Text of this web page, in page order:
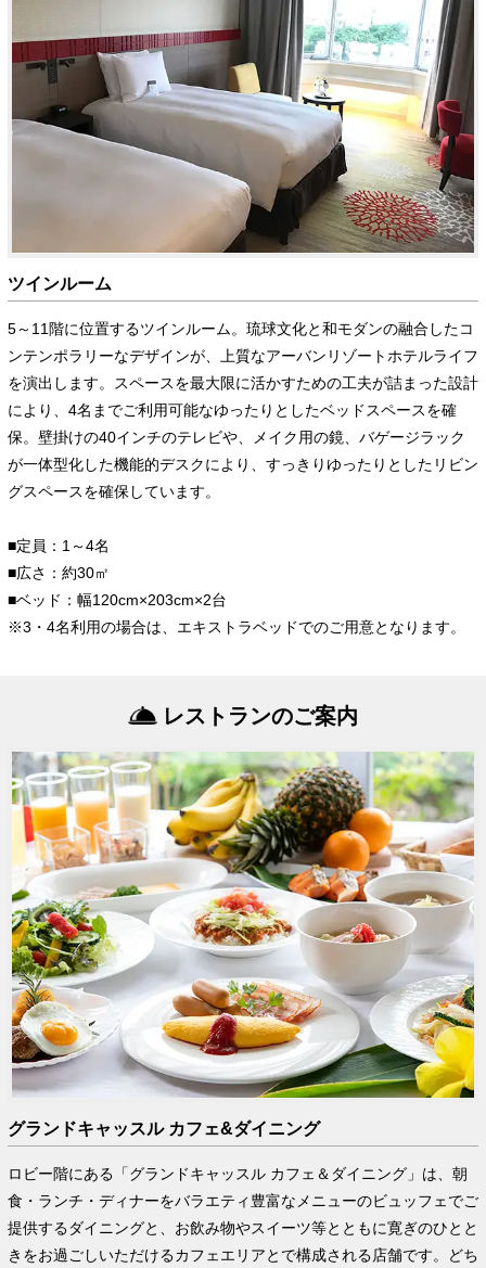
ツインルーム
5～11階に位置するツインルーム。琉球文化と和モダンの融合したコ
ンテンポラリーなデザインが、上質なアーバンリゾートホテルライフ
を演出します。スペースを最大限に活かすための工夫が詰まった設計
により、4名までご利用可能なゆったりとしたベッドスペースを確
保。壁掛けの40インチのテレビや、メイク用の鏡、バゲージラック
が一体型化した機能的デスクにより、すっきりゆったりとしたリビン
グスペースを確保しています。
■定員：1～4名
■広さ：約30㎡
■ベッド：幅120cm×203cm×2台
※3・4名利用の場合は、エキストラベッドでのご用意となります。
レストランのご案内
グランドキャッスル カフェ&ダイニング
ロビー階にある「グランドキャッスル カフェ＆ダイニング」は、朝
食・ランチ・ディナーをバラエティ豊富なメニューのビュッフェでご
提供するダイニングと、お飲み物やスイーツ等とともに寛ぎのひとと
きをお過ごしいただけるカフェエリアとで構成される店舗です。どち